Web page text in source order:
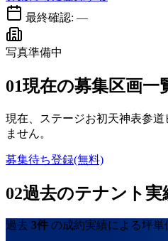
最終確認: —
写真準備中
01現在の募集区画一
現在、 ステージお初天神表参道
ません。
募集待ち登録(無料)
02過去のテナント実
過去 3件 の成約実績による坪単